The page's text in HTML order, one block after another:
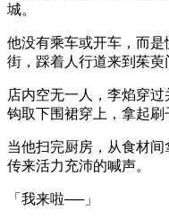
城。
他没有乘车或开车，而
街，踩着人行道来到茱萸
店内空无一人，李焰穿
钩取下围裙穿上，拿起刷
当他扫完厨房，从食材
传来活力充沛的喊声。
「我来啦──」